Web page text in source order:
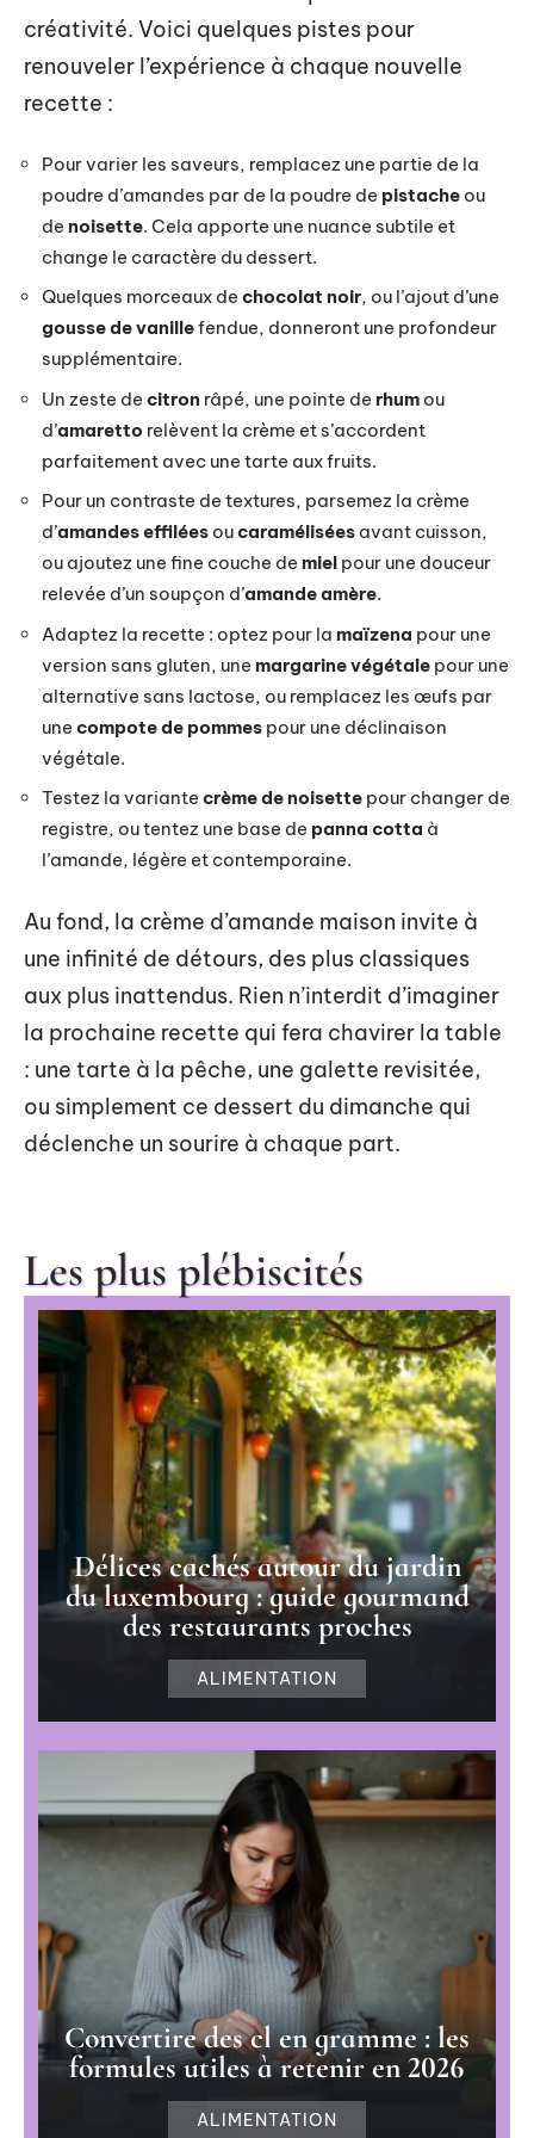
créativité. Voici quelques pistes pour
renouveler l’expérience à chaque nouvelle
recette :
Pour varier les saveurs, remplacez une partie de la
poudre d’amandes par de la poudre de pistache ou
de noisette. Cela apporte une nuance subtile et
change le caractère du dessert.
Quelques morceaux de chocolat noir, ou l’ajout d’une
gousse de vanillefendue, donneront une profondeur
supplémentaire.
Un zeste de citron râpé, une pointe de rhum ou
d’amaretto relèvent la crème et s’accordent
parfaitement avec une tarte aux fruits.
Pour un contraste de textures, parsemez la crème
d’amandes effilées oucaramélisées avant cuisson,
ou ajoutez une fine couche de miel pour une douceur
relevée d’un soupçon d’amande amère.
Adaptez la recette : optez pour la maïzena pour une
version sans gluten, une margarine végétale pour une
alternative sans lactose, ou remplacez les œufs par
une compote de pommes pour une déclinaison
végétale.
Testez la variante crème de noisette pour changer de
registre, ou tentez une base de panna cotta à
l’amande, légère et contemporaine.
Au fond, la crème d’amande maison invite à
une infinité de détours, des plus classiques
aux plus inattendus. Rien n’interdit d’imaginer
la prochaine recette qui fera chavirer la table
: une tarte à la pêche, une galette revisitée,
ou simplement ce dessert du dimanche qui
déclenche un sourire à chaque part.
Les plus plébiscités
Délices cachés autour du jardin
du luxembourg : guide gourmand
des restaurants proches
ALIMENTATION
Convertire des cl en gramme : les
formules utiles à retenir en 2026
ALIMENTATION